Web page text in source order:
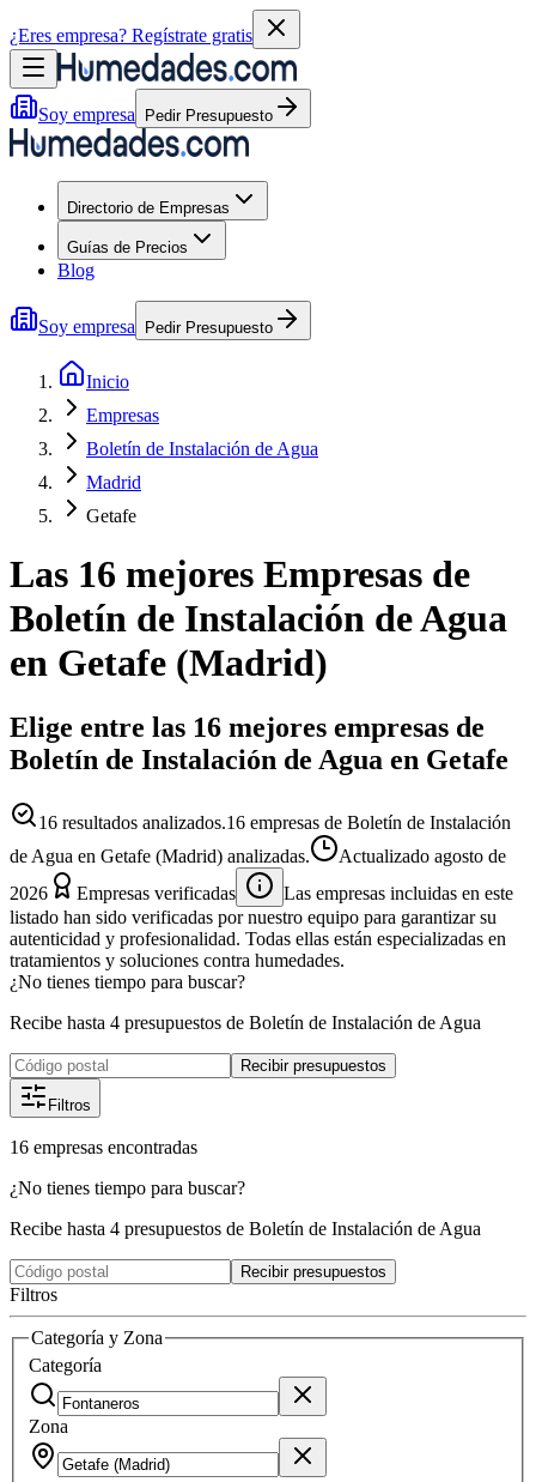
¿Eres empresa? Regístrate gratis
Soy empresa Pedir Presupuesto
Directorio de Empresas
Guías de Precios
Blog
Soy empresa Pedir Presupuesto
Inicio
Empresas
Boletín de Instalación de Agua
Madrid
Getafe
Las 16 mejores Empresas de
Boletín de Instalación de Agua
en Getafe (Madrid)
Elige entre las 16 mejores empresas de
Boletín de Instalación de Agua en Getafe
16 resultados analizados.16 empresas de Boletín de Instalación
de Agua en Getafe (Madrid) analizadas.
Actualizado agosto de
2026
Empresas verificadas
Las empresas incluidas en este
listado han sido verificadas por nuestro equipo para garantizar su
autenticidad y profesionalidad. Todas ellas están especializadas en
tratamientos y soluciones contra humedades.
¿No tienes tiempo para buscar?
Recibe hasta 4 presupuestos de Boletín de Instalación de Agua
Recibir presupuestos
Filtros
16 empresas encontradas
¿No tienes tiempo para buscar?
Recibe hasta 4 presupuestos de Boletín de Instalación de Agua
Recibir presupuestos
Filtros
Categoría y Zona
Categoría
Zona